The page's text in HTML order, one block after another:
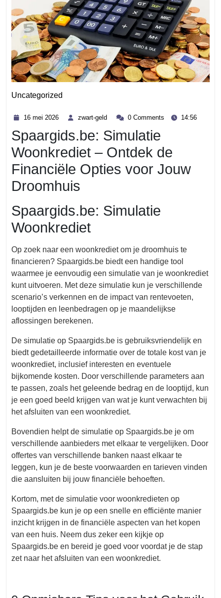
Uncategorized
16 mei 2026
2026
zwart-geld
zwart- 0 Comments 14:56
Spaargids.be: Simulatie
Woonkrediet – Ontdek de
Financiële Opties voor Jouw
Droomhuis
Spaargids.be: Simulatie
Woonkrediet
Op zoek naar een woonkrediet om je droomhuis te
financieren? Spaargids.be biedt een handige tool
waarmee je eenvoudig een simulatie van je woonkrediet
kunt uitvoeren. Met deze simulatie kun je verschillende
scenario’s verkennen en de impact van rentevoeten,
looptijden en leenbedragen op je maandelijkse
aflossingen berekenen.
De simulatie op Spaargids.be is gebruiksvriendelijk en
biedt gedetailleerde informatie over de totale kost van je
woonkrediet, inclusief interesten en eventuele
bijkomende kosten. Door verschillende parameters aan
te passen, zoals het geleende bedrag en de looptijd, kun
je een goed beeld krijgen van wat je kunt verwachten bij
het afsluiten van een woonkrediet.
Bovendien helpt de simulatie op Spaargids.be je om
verschillende aanbieders met elkaar te vergelijken. Door
offertes van verschillende banken naast elkaar te
leggen, kun je de beste voorwaarden en tarieven vinden
die aansluiten bij jouw financiële behoeften.
Kortom, met de simulatie voor woonkredieten op
Spaargids.be kun je op een snelle en efficiënte manier
inzicht krijgen in de financiële aspecten van het kopen
van een huis. Neem dus zeker een kijkje op
Spaargids.be en bereid je goed voor voordat je de stap
zet naar het afsluiten van een woonkrediet.